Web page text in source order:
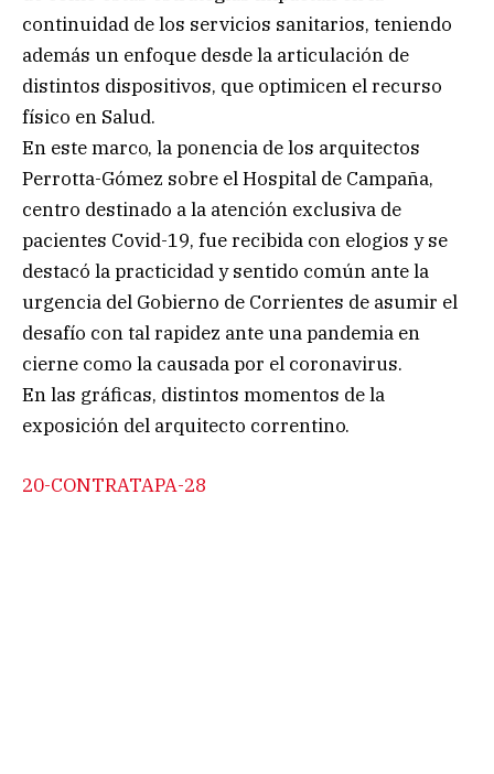
continuidad de los servicios sanitarios, teniendo
además un enfoque desde la articulación de
distintos dispositivos, que optimicen el recurso
físico en Salud.
En este marco, la ponencia de los arquitectos
Perrotta-Gómez sobre el Hospital de Campaña,
centro destinado a la atención exclusiva de
pacientes Covid-19, fue recibida con elogios y se
destacó la practicidad y sentido común ante la
urgencia del Gobierno de Corrientes de asumir el
desafío con tal rapidez ante una pandemia en
cierne como la causada por el coronavirus.
En las gráficas, distintos momentos de la
exposición del arquitecto correntino.
20-CONTRATAPA-28